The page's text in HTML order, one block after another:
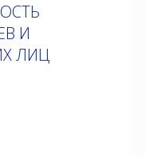
И
ЛИЦ